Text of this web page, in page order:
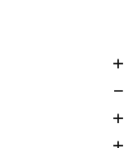
+
−
+